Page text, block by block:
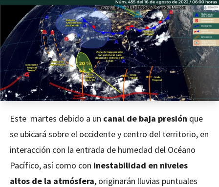
Este martes debido a un canal de baja presión que
se ubicará sobre el occidente y centro del territorio, en
interacción con la entrada de humedad del Océano
Pacífico, así como con inestabilidad en niveles
altos de la atmósfera, originarán lluvias puntuales